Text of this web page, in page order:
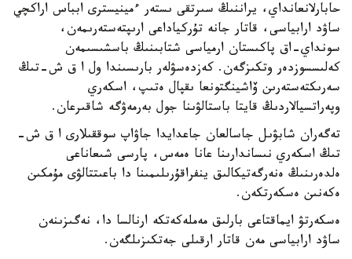
حابارلانعانداي، يراننىڭ سىرتقى ىستەر ءمينيسترى ابباس اراكچي
ساۋد ارابياسى، قاتار جانە تۇركياداعى ارىپتەستەرىمەن،
سونداي-اق پاكىستان ارمياسى شتابىنىڭ باسشىسىمەن
كەلىسسوزدەر وتكىزگەن. كەزدەسۋلەر بارىسىندا ول ا ق ش-تىڭ
سەرىكتەستەرىن ۆاشينگتونعا ىقپال ەتىپ، اسكەري
وپەراتسيالاردىڭ قايتا باستالۋىنا جول بەرمەۋگە شاقىرعان.
تەگەران شابۋىل جاسالعان جاعدايدا جاۋاپ سوققىلارى ا ق ش-
تىڭ اسكەري نىساندارىنا عانا ەمەس، پارسى شىعاناعى
ەلدەرىنىڭ ەنەرگەتيكالىق ينفراقۇرىلىمىنا دا باعىتتالۋى مۇمكىن
ەكەنىن ەسكەرتكەن.
ەسكەرتۋ ايماقتاعى بارلىق مەملەكەتكە ارنالسا دا، نەگىزىنەن
ساۋد ارابياسى مەن قاتار ارقىلى جەتكىزىلگەن.